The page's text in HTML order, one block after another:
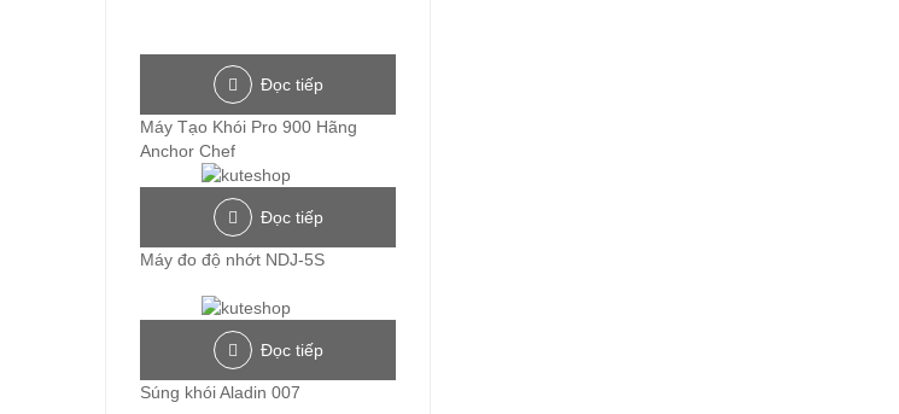
Đọc tiếp
Máy Tạo Khói Pro 900 Hãng
Anchor Chef
Đọc tiếp
Máy đo độ nhớt NDJ-5S
Đọc tiếp
Súng khói Aladin 007